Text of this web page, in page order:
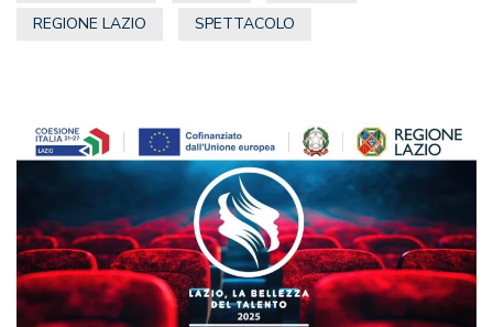
REGIONE LAZIO
SPETTACOLO